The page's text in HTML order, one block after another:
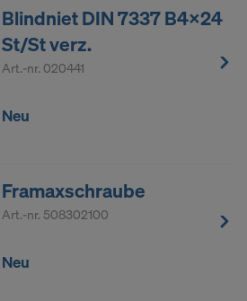
Blindniet DIN 7337 B4x24
St/St verz.
Art.-nr. 020441
Neu
Framaxschraube
Art.-nr. 508302100
Neu